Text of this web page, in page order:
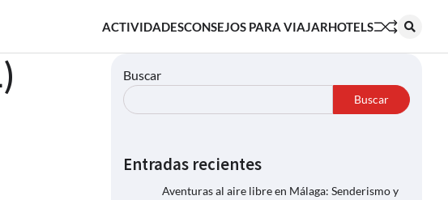
ACTIVIDADESCONSEJOS PARA VIAJARHOTELS
Buscar
Buscar
Entradas recientes
Aventuras al aire libre en Málaga: Senderismo y